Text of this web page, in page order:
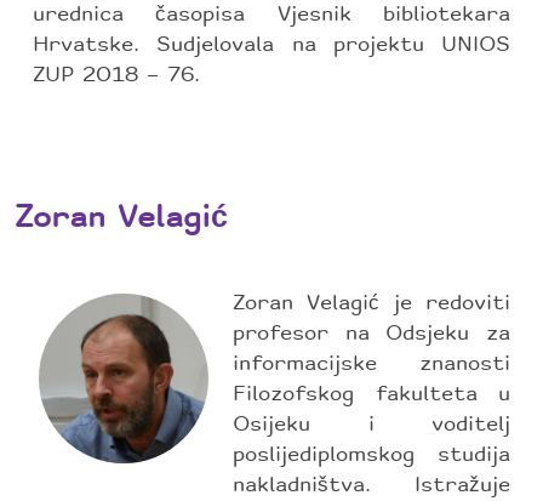
urednica časopisa Vjesnik bibliotekara
Hrvatske. Sudjelovala na projektu UNIOS
ZUP 2018 – 76.
Zoran Velagić
Zoran Velagić je redoviti
profesor na Odsjeku za
informacijske znanosti
Filozofskog fakulteta u
Osijeku i voditelj
poslijediplomskog studija
nakladništva. Istražuje